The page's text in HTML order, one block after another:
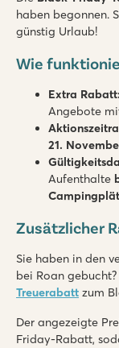
haben begonnen.
günstig Urlaub!
Wie
Extra Rabatt:
Angebote
21.
Aufenthalte
Zusätzlicher
Sie haben in den
bei Roan
Treuerabatt zum
Der angezeigte
Friday-Rabatt,